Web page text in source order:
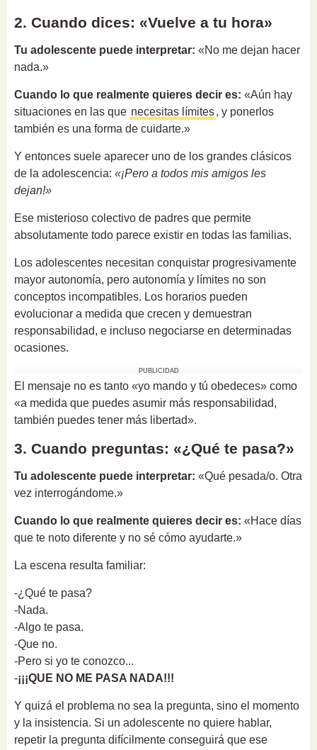
2. Cuando dices: «Vuelve a tu hora»
Tu adolescente puede interpretar: «No me dejan hacer
nada.»
Cuando lo que realmente quieres decir es: «Aún hay
situaciones en las que necesitas límites, y ponerlos
también es una forma de cuidarte.»
Y entonces suele aparecer uno de los grandes clásicos
de la adolescencia: «¡Pero a todos mis amigos les
dejan!»
Ese misterioso colectivo de padres que permite
absolutamente todo parece existir en todas las familias.
Los adolescentes necesitan conquistar progresivamente
mayor autonomía, pero autonomía y límites no son
conceptos incompatibles. Los horarios pueden
evolucionar a medida que crecen y demuestran
responsabilidad, e incluso negociarse en determinadas
ocasiones.
PUBLICIDAD
El mensaje no es tanto «yo mando y tú obedeces» como
«a medida que puedes asumir más responsabilidad,
también puedes tener más libertad».
3. Cuando preguntas: «¿Qué te pasa?»
Tu adolescente puede interpretar: «Qué pesada/o. Otra
vez interrogándome.»
Cuando lo que realmente quieres decir es: «Hace días
que te noto diferente y no sé cómo ayudarte.»
La escena resulta familiar:
-¿Qué te pasa?
-Nada.
-Algo te pasa.
-Que no.
-Pero si yo te conozco...
-¡¡¡QUE NO ME PASA NADA!!!
Y quizá el problema no sea la pregunta, sino el momento
y la insistencia. Si un adolescente no quiere hablar,
repetir la pregunta difícilmente conseguirá que ese